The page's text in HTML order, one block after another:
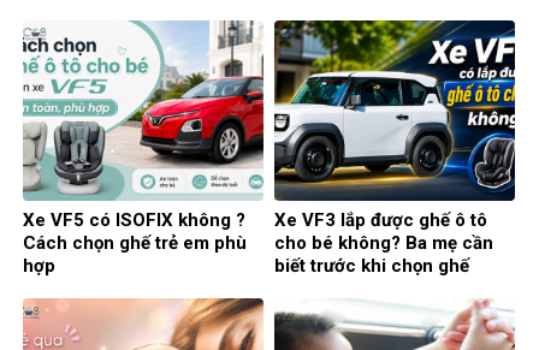
Xe VF5 có ISOFIX không ?
Cách chọn ghế trẻ em phù
hợp
Xe VF3 lắp được ghế ô tô
cho bé không? Ba mẹ cần
biết trước khi chọn ghế